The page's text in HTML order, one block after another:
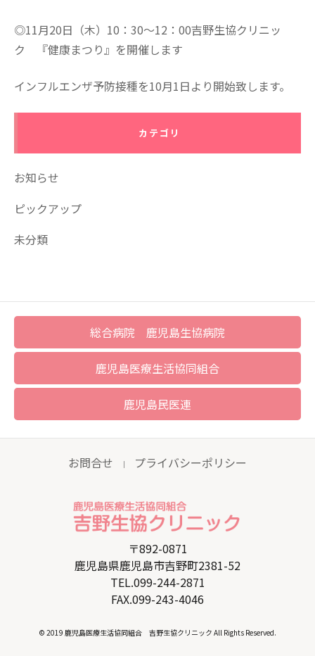
◎11月20日（木）10：30～12：00吉野生協クリニッ
ク 『健康まつり』を開催します
インフルエンザ予防接種を10月1日より開始致します。
カテゴリ
お知らせ
ピックアップ
未分類
総合病院 鹿児島生協病院
鹿児島医療生活協同組合
鹿児島民医連
お問合せ ｜ プライバシーポリシー
〒892-0871
鹿児島県鹿児島市吉野町2381-52
TEL.099-244-2871
FAX.099-243-4046
© 2019 鹿児島医療生活協同組合 吉野生協クリニック All Rights Reserved.